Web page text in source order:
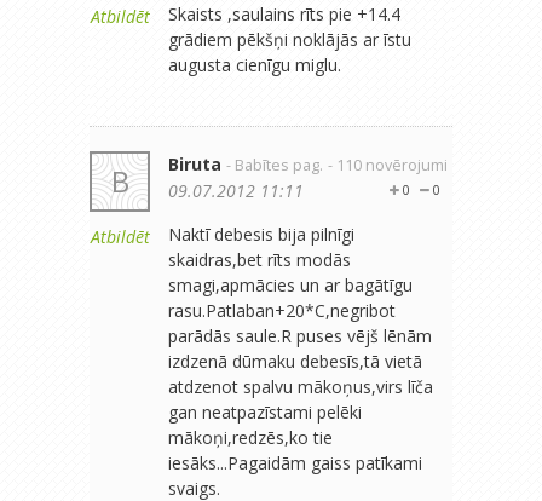
Atbildēt
Skaists ,saulains rīts pie +14.4
grādiem pēkšņi noklājās ar īstu
augusta cienīgu miglu.
B
Atbildēt
Biruta - Babītes pag. - 110 novērojumi
0
0
09.07.2012 11:11
Naktī debesis bija pilnīgi
skaidras,bet rīts modās
smagi,apmācies un ar bagātīgu
rasu.Patlaban+20*C,negribot
parādās saule.R puses vējš lēnām
izdzenā dūmaku debesīs,tā vietā
atdzenot spalvu mākoņus,virs līča
gan neatpazīstami pelēki
mākoņi,redzēs,ko tie
iesāks...Pagaidām gaiss patīkami
svaigs.